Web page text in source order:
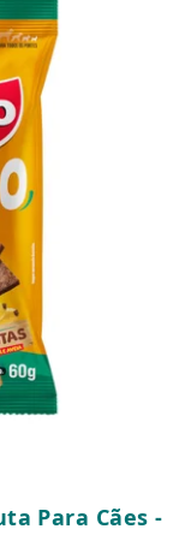
Para Cães -